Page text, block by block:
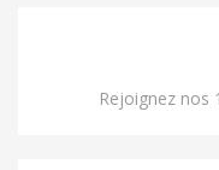
Rejoignez nos